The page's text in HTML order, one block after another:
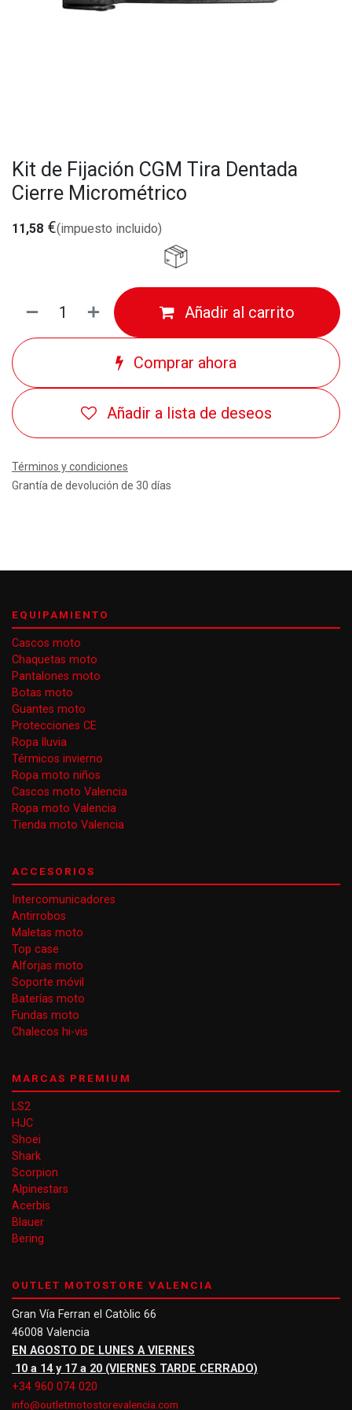
Kit de Fijación CGM Tira Dentada
Cierre Micrométrico
11,58 €(impuesto incluido)
Añadir al carrito
Comprar ahora
Añadir a lista de deseos
Términos y condiciones
Grantía de devolución de 30 días
EQUIPAMIENTO
Cascos moto
Chaquetas moto
Pantalones moto
Botas moto
Guantes moto
Protecciones CE
Ropa lluvia
Térmicos invierno
Ropa moto niños
Cascos moto Valencia
Ropa moto Valencia
Tienda moto Valencia
ACCESORIOS
Intercomunicadores
Antirrobos
Maletas moto
Top case
Alforjas moto
Soporte móvil
Baterías moto
Fundas moto
Chalecos hi-vis
MARCAS PREMIUM
LS2
HJC
Shoei
Shark
Scorpion
Alpinestars
Acerbis
Blauer
Bering
OUTLET MOTOSTORE VALENCIA
Gran Vía Ferran el Catòlic 66
46008 Valencia
EN AGOSTO DE LUNES A VIERNES
10 a 14 y 17 a 20 (VIERNES TARDE CERRADO)
+34 960 074 020
info@outletmotostorevalencia.com